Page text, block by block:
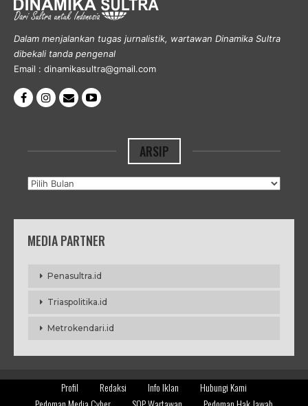
Dalam menjalankan tugas jurnalistik, wartawan Dinamika Sultra
dibekali tanda pengenal
Email : dinamikasultra@gmail.com
ARSIP
Arsip
MEDIA PARTNER
Penasultra.id
Triaspolitika.id
Metrokendari.id
Profil Redaksi Info Iklan
Hubungi Kami